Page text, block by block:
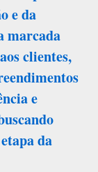
e da
marcada
clientes,
e
da